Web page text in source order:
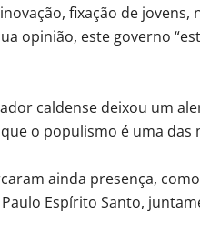
fixação de
opinião, este governo
caldense deixou um
o populismo é uma das
ainda presença,
Espírito Santo,